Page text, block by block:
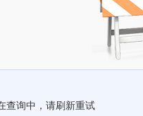
查询中，请刷新重试